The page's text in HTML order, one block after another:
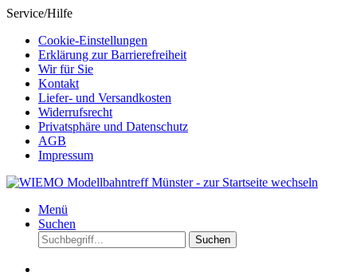
Service/Hilfe
Cookie-Einstellungen
Erklärung zur Barrierefreiheit
Wir für Sie
Kontakt
Liefer- und Versandkosten
Widerrufsrecht
Privatsphäre und Datenschutz
AGB
Impressum
Menü
Suchen
Suchen